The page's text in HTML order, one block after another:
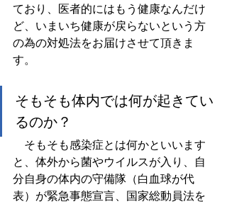
ており、医者的にはもう健康なんだけ
ど、いまいち健康が戻らないという方
の為の対処法をお届けさせて頂きま
す。
そもそも体内では何が起きてい
るのか？
そもそも感染症とは何かといいます
と、体外から菌やウイルスが入り、自
分自身の体内の守備隊（白血球が代
表）が緊急事態宣言、国家総動員法を